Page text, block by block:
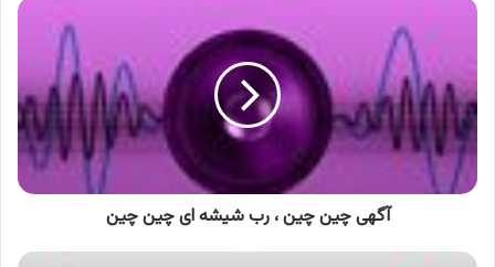
آگهی
،
رب
شیشه
ای
چین
چین
آگهی چین چین ، رب شیشه ای چین چین
آگهی